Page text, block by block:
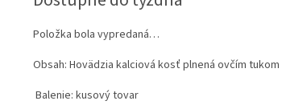
Položka bola vypredaná…
Obsah: Hovädzia kalciová kosť plnená ovčím tukom
Balenie: kusový tovar